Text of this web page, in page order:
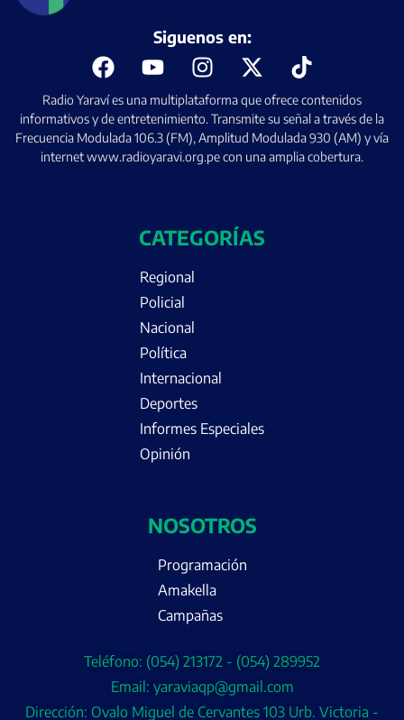
Radio Yaraví es una multiplataforma que ofrece contenidos
informativos y de entretenimiento. Transmite su señal a través de la
Frecuencia Modulada 106.3 (FM), Amplitud Modulada 930 (AM) y vía
internet www.radioyaravi.org.pe con una amplia cobertura.
Siguenos en:
CATEGORÍAS
Regional
Policial
Nacional
Política
Internacional
Deportes
Informes Especiales
Opinión
NOSOTROS
Programación
Amakella
Campañas
Teléfono: (054) 213172 - (054) 289952
Email: yaraviaqp@gmail.com
Dirección: Ovalo Miguel de Cervantes 103 Urb. Victoria -